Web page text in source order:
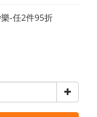
-任2件95折